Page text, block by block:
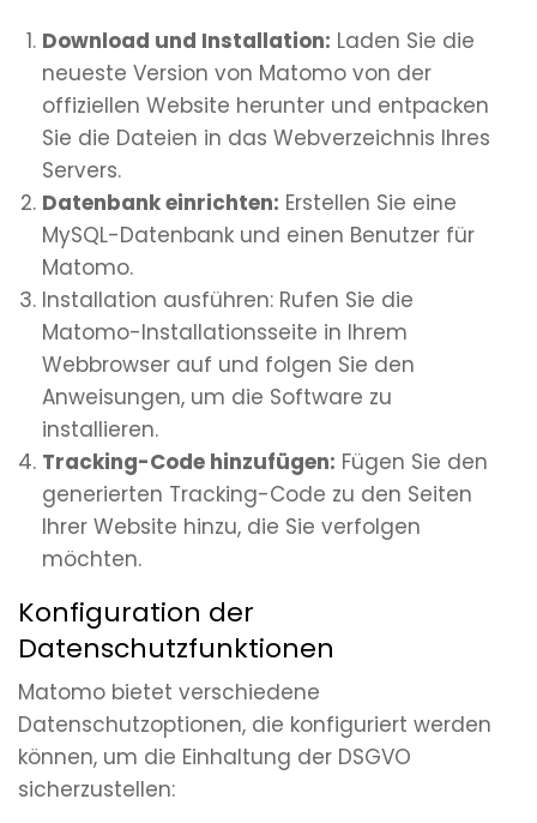
Download und Installation: Laden Sie die
neueste Version von Matomo von der
offiziellen Website herunter und entpacken
Sie die Dateien in das Webverzeichnis Ihres
Servers.
Datenbank einrichten: Erstellen Sie eine
MySQL-Datenbank und einen Benutzer für
Matomo.
Installation ausführen: Rufen Sie die
Matomo-Installationsseite in Ihrem
Webbrowser auf und folgen Sie den
Anweisungen, um die Software zu
installieren.
Tracking-Code hinzufügen: Fügen Sie den
generierten Tracking-Code zu den Seiten
Ihrer Website hinzu, die Sie verfolgen
möchten.
Konfiguration der
Datenschutzfunktionen
Matomo bietet verschiedene
Datenschutzoptionen, die konfiguriert werden
können, um die Einhaltung der DSGVO
sicherzustellen: